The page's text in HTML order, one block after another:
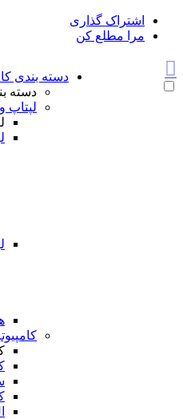
اشتراک گذاری
مرا مطلع کن
دسته بندی
دسته
لپتاپ